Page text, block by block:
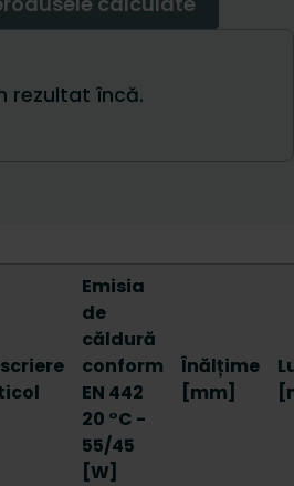
Emisia
de
căldură
conform
EN 442
20 °C -
55/45
[W]
Înălțime
[mm]